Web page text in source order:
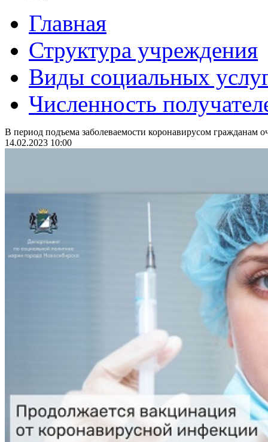
Главная
Структура учреждения
Виды социальных
Численность
В период подъема заболеваемости коронавирусом гражданам
14.02.2023 10:00